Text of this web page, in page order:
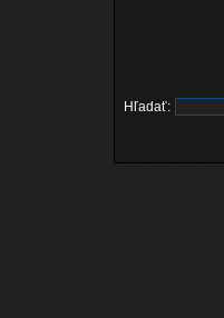
Hľadať: